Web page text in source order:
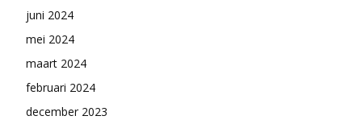
juni 2024
mei 2024
maart 2024
februari 2024
december 2023